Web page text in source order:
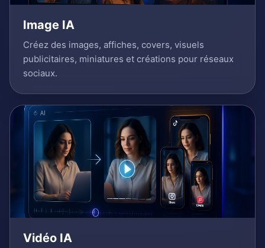
Image IA
Créez des images, affiches, covers, visuels
publicitaires, miniatures et créations pour réseaux
sociaux.
Vidéo IA